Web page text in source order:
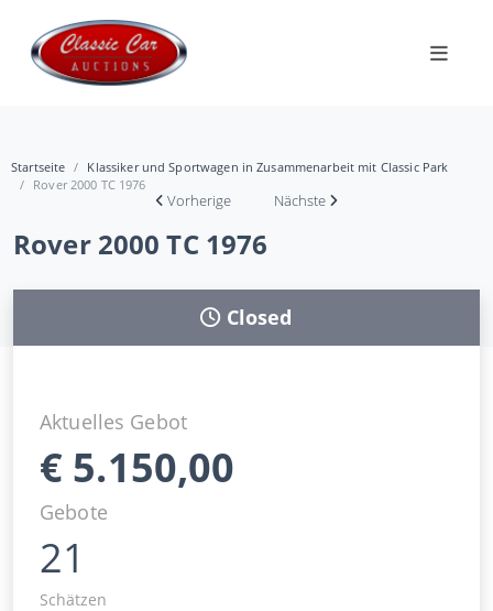
Startseite
Klassiker und Sportwagen in Zusammenarbeit mit Classic Park
Rover 2000 TC 1976
Vorherige Nächste
Rover 2000 TC 1976
Closed
Aktuelles Gebot
€ 5.150,00
Gebote
21
Schätzen